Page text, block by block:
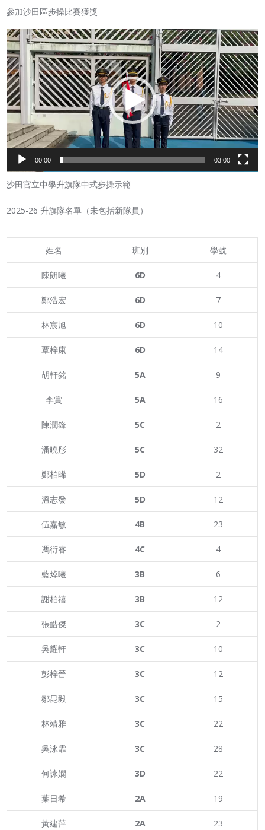
參加沙田區步操比賽獲獎
Video
Player
00:00 03:00
沙田官立中學升旗隊中式步操示範
2025-26 升旗隊名單（未包括新隊員）
姓名 班別 學號
陳朗曦 6D 4
鄭浩宏 6D 7
林宸旭 6D 10
覃梓康 6D 14
胡軒銘 5A 9
李賞 5A 16
陳潤鋒 5C 2
潘曉彤 5C 32
鄭柏晞 5D 2
溫志發 5D 12
伍嘉敏 4B 23
馮衍睿 4C 4
藍焯曦 3B 6
謝柏禧 3B 12
張皓傑 3C 2
吳耀軒 3C 10
彭梓晉 3C 12
鄒昆毅 3C 15
林靖雅 3C 22
吳泳霏 3C 28
何詠嫻 3D 22
葉日希 2A 19
黃建萍 2A 23